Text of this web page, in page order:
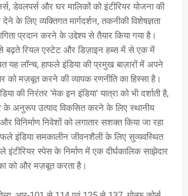
डेवलपर्स और घर मालिकों को इंटीरियर योजना की
के लिए व्यक्तिगत मार्गदर्शन, तकनीकी विशेषज्ञता
प्रदान करने के उद्देश्य से तैयार किया गया है।
बढ़ते रियल एस्टेट और डिज़ाइन हब्स में से एक में
यह लॉन्च, हाफले इंडिया की प्रमुख बाज़ारों में अपने
को मज़बूत करने की व्यापक रणनीति का हिस्सा है।
की निरंतर ‘मेक इन इंडिया’ यात्रा को भी दर्शाती है,
के अनुरूप उत्पाद विकसित करने के लिए स्थानीय
विनिर्माण निवेशों को लगातार सशक्त किया जा रहा
इंडिया समकालीन जीवनशैली के लिए सुव्यवस्थित
इंटीरियर स्पेस के निर्माण में एक दीर्घकालिक साझेदार
को और मज़बूत करता है।